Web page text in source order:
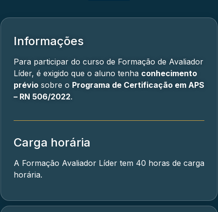
Informações
Para participar do curso de Formação de Avaliador
Líder, é exigido que o aluno tenha conhecimento
prévio sobre o Programa de Certificação em APS
– RN 506/2022.
Carga horária
A Formação Avaliador Líder tem 40 horas de carga
horária.